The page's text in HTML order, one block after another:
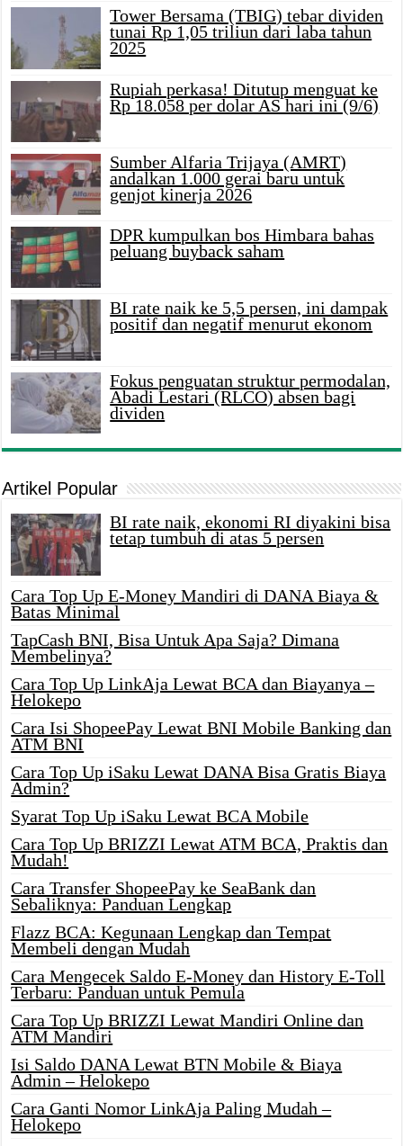
Tower Bersama (TBIG) tebar dividen
tunai Rp 1,05 triliun dari laba tahun
2025
Rupiah perkasa! Ditutup menguat ke
Rp 18.058 per dolar AS hari ini (9/6)
Sumber Alfaria Trijaya (AMRT)
andalkan 1.000 gerai baru untuk
genjot kinerja 2026
DPR kumpulkan bos Himbara bahas
peluang buyback saham
BI rate naik ke 5,5 persen, ini dampak
positif dan negatif menurut ekonom
Fokus penguatan struktur permodalan,
Abadi Lestari (RLCO) absen bagi
dividen
Artikel Popular
BI rate naik, ekonomi RI diyakini bisa
tetap tumbuh di atas 5 persen
Cara Top Up E-Money Mandiri di DANA Biaya &
Batas Minimal
TapCash BNI, Bisa Untuk Apa Saja? Dimana
Membelinya?
Cara Top Up LinkAja Lewat BCA dan Biayanya –
Helokepo
Cara Isi ShopeePay Lewat BNI Mobile Banking dan
ATM BNI
Cara Top Up iSaku Lewat DANA Bisa Gratis Biaya
Admin?
Syarat Top Up iSaku Lewat BCA Mobile
Cara Top Up BRIZZI Lewat ATM BCA, Praktis dan
Mudah!
Cara Transfer ShopeePay ke SeaBank dan
Sebaliknya: Panduan Lengkap
Flazz BCA: Kegunaan Lengkap dan Tempat
Membeli dengan Mudah
Cara Mengecek Saldo E-Money dan History E-Toll
Terbaru: Panduan untuk Pemula
Cara Top Up BRIZZI Lewat Mandiri Online dan
ATM Mandiri
Isi Saldo DANA Lewat BTN Mobile & Biaya
Admin – Helokepo
Cara Ganti Nomor LinkAja Paling Mudah –
Helokepo